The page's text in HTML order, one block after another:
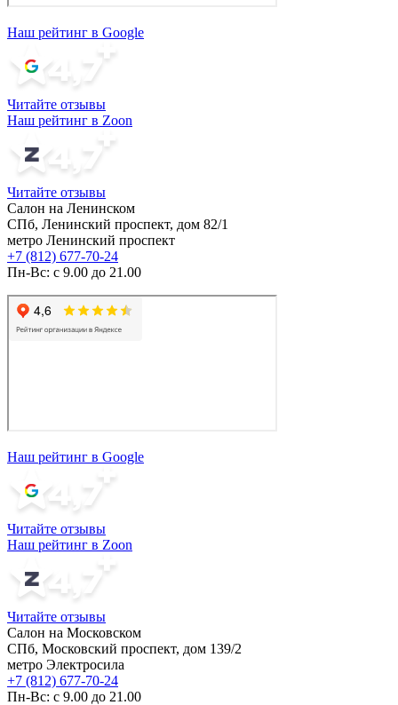
Наш рейтинг в Google
Читайте отзывы
Наш рейтинг в Zoon
Читайте отзывы
Салон на Ленинском
СПб, Ленинский проспект, дом 82/1
метро Ленинский проспект
+7 (812) 677-70-24
Пн-Вс: с 9.00 до 21.00
Наш рейтинг в Google
Читайте отзывы
Наш рейтинг в Zoon
Читайте отзывы
Салон на Московском
СПб, Московский проспект, дом 139/2
метро Электросила
+7 (812) 677-70-24
Пн-Вс: с 9.00 до 21.00